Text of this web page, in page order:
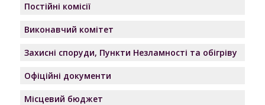
Постійні комісії
Виконавчий комітет
Захисні споруди, Пункти Незламності та обігріву
Офіційні документи
Місцевий бюджет